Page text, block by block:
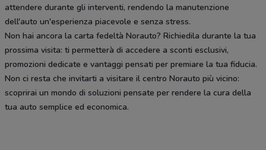
attendere durante gli interventi, rendendo la manutenzione
dell'auto un'esperienza piacevole e senza stress.
Non hai ancora la carta fedeltà Norauto? Richiedila durante la tua
prossima visita: ti permetterà di accedere a sconti esclusivi,
promozioni dedicate e vantaggi pensati per premiare la tua fiducia.
Non ci resta che invitarti a visitare il centro Norauto più vicino:
scoprirai un mondo di soluzioni pensate per rendere la cura della
tua auto semplice ed economica.